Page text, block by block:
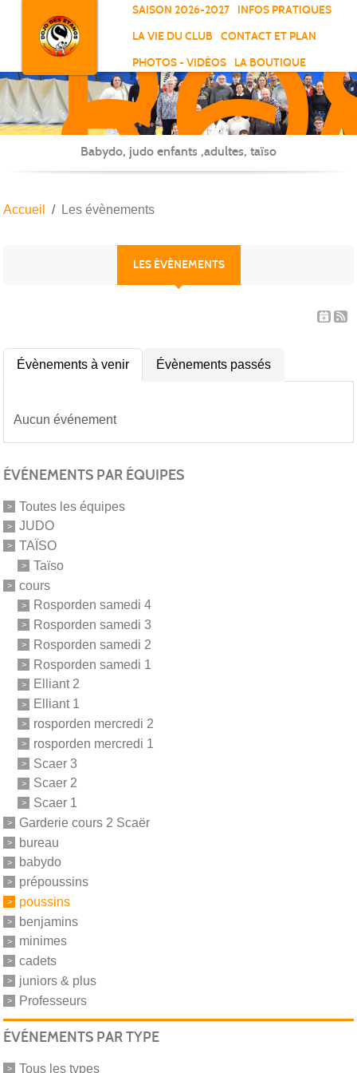
SAISON 2026-2027
INFOS PRATIQUES
LA VIE DU CLUB
CONTACT ET PLAN
PHOTOS - VIDÉOS
LA BOUTIQUE
-
-
Babydo, judo enfants ,adultes, taïso
Accueil Les évènements
LES ÉVÈNEMENTS
Évènements à venir Évènements passés
Aucun événement
ÉVÉNEMENTS PAR ÉQUIPES
Toutes les équipes
JUDO
TAÏSO
Taïso
cours
Rosporden samedi 4
Rosporden samedi 3
Rosporden samedi 2
Rosporden samedi 1
Elliant 2
Elliant 1
rosporden mercredi 2
rosporden mercredi 1
Scaer 3
Scaer 2
Scaer 1
Garderie cours 2 Scaër
bureau
babydo
prépoussins
poussins
benjamins
minimes
cadets
juniors & plus
Professeurs
ÉVÉNEMENTS PAR TYPE
Tous les types
Panneau de gestion des cookies